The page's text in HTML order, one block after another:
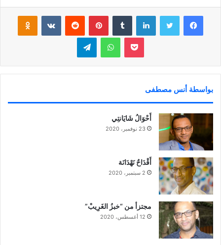
فيسبوك لينكدإن بينتيريست
بوكيت واتساب تيلقرام
بواسطة أنس مصطفى
أَحْوَالُ شَايَانتِي
23 نوفمبر، 2020
أَقْدَاحٌ نَهْدَانَة
2 سبتمبر، 2020
مجتزأ من “خبزُ الغَرِيبْ”
12 أغسطس، 2020